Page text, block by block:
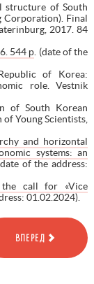
structure of South
Corporation). Final
2017. 84
544 р . (date of the
of Korea:
role. Vestnik
of South Korean
Young Scientists,
and horizontal
systems: an
of the address:
the call for «Vice
01.02.2024).
ВПЕРЕД